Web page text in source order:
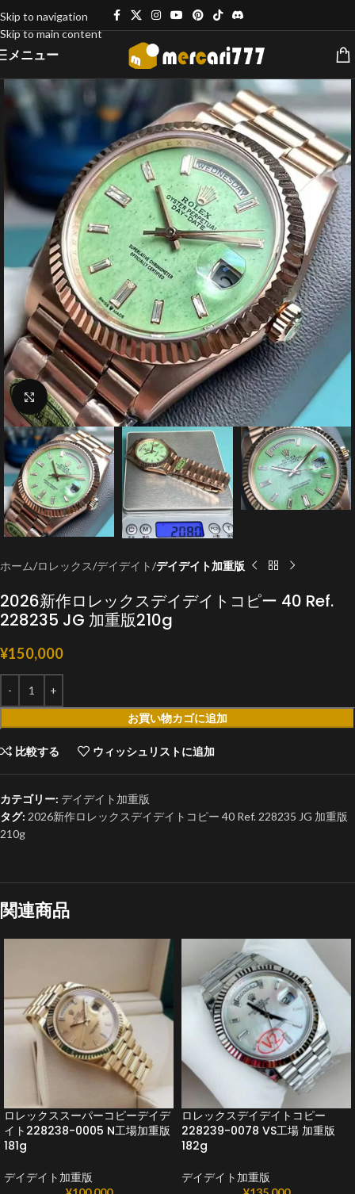
Skip to navigation
Skip to main content
メニュー
クリックで拡大
ホーム ロレックス デイデイト デイデイト加重版
2026新作ロレックスデイデイトコピー 40 Ref.
228235 JG 加重版210g
¥150,000
お買い物カゴに追加
比較する ウィッシュリストに追加
カテゴリー: デイデイト加重版
タグ: 2026新作ロレックスデイデイトコピー 40 Ref. 228235 JG 加重版
210g
関連商品
ロレックススーパーコピーデイデ
イト228238-0005 N工場加重版
181g
デイデイト加重版
ロレックスデイデイトコピー
228239-0078 VS工場 加重版
182g
デイデイト加重版